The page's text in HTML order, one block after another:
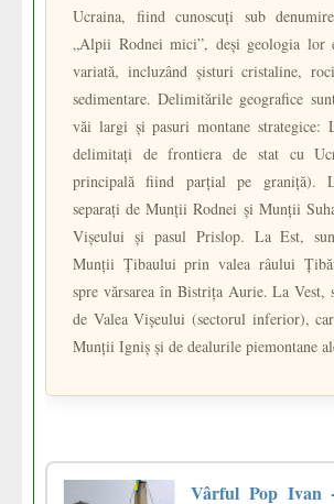
Ucraina, fiind cunoscuți sub
„Alpii Rodnei mici”, deși geologia lor
variată, incluzând șisturi cristaline,
sedimentare. Delimitările geografice
văi largi și pasuri montane strategice:
delimitați de frontiera de stat cu
principală fiind parțial pe graniță).
separați de Munții Rodnei și Munții
Vișeului și pasul Prislop. La Est,
Munții Țibaului prin valea râului
spre vărsarea în Bistrița Aurie. La Vest,
de Valea Vișeului (sectorul inferior),
Munții Igniș și de dealurile piemontane
Vârful Pop Ivan